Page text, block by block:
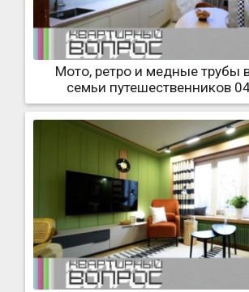
Мото, ретро и медные трубы
семьи путешественников